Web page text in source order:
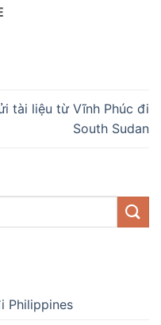
tài liệu từ Vĩnh Phúc đi
South Sudan
Philippines